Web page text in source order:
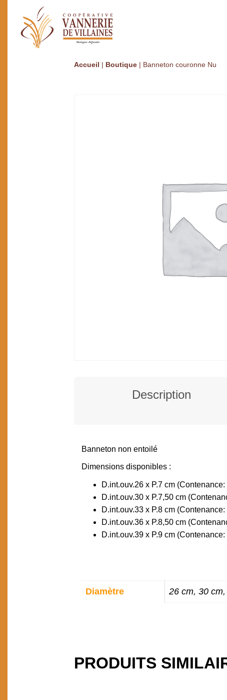
Accueil | Boutique| Banneton couronne Nu
Description
DESCRIPTION
Banneton non entoilé
Dimensions disponibles :
D.int.ouv.26 x P.7 cm
D.int.ouv.30 x P.7,50 cm
D.int.ouv.33 x P.8 cm
D.int.ouv.36 x P.8,50 cm
D.int.ouv.39 x P.9 cm
INFORMATIONS
Diamètre 26 cm, 30
PRODUITS